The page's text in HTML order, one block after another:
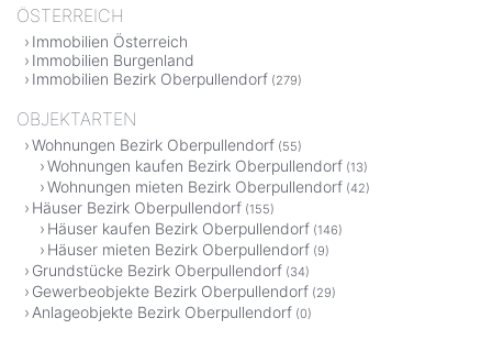
ÖSTERREICH
Immobilien Österreich
Immobilien Burgenland
Immobilien Bezirk Oberpullendorf (279)
OBJEKTARTEN
Wohnungen Bezirk Oberpullendorf (55)
Wohnungen kaufen Bezirk Oberpullendorf (13)
Wohnungen mieten Bezirk Oberpullendorf (42)
Häuser Bezirk Oberpullendorf (155)
Häuser kaufen Bezirk Oberpullendorf (146)
Häuser mieten Bezirk Oberpullendorf (9)
Grundstücke Bezirk Oberpullendorf (34)
Gewerbeobjekte Bezirk Oberpullendorf (29)
Anlageobjekte Bezirk Oberpullendorf (0)